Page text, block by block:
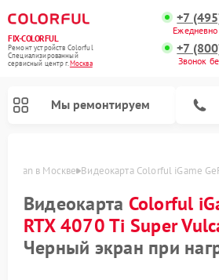
FIX-COLORFUL
Ремонт устройств Colorful
Специализированный
cервисный центр г.Москва
+7
+7
Звонок
Мы ремонтируем
Vulcan в Москве Видеокарта Colorful iGame
Видеокарта Colorful
RTX 4070 Ti Super
Черный экран при